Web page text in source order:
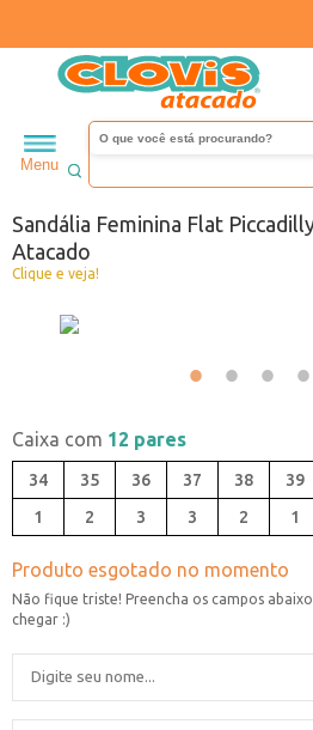
Menu
Feminino Sandália Rasteira
Sandália Feminina Flat
Atacado
Clique e veja!
Caixa com 12 pares
34 35 36 37 38
39
1
2 3 3 2 1